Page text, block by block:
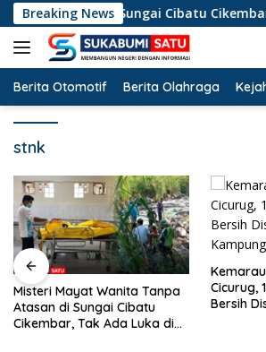
Langsung
ke
konten
Breaking News
Atasan di Sungai Cibatu
Berita Otomotif Berita Olahraga
stnk
Misteri Mayat Wanita Tanpa
Atasan di Sungai Cibatu
Cikembar, Tak Ada Luka di
Cicurug,
Bersih